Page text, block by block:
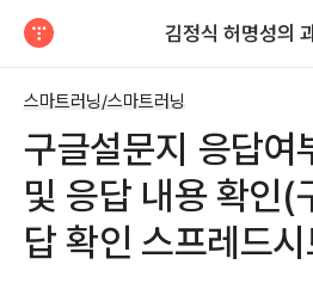
김정식 허명성의
스마트러닝/스마트러닝
구글설문지 응답여
및 응답 내용 확인(
답 확인 스프레드